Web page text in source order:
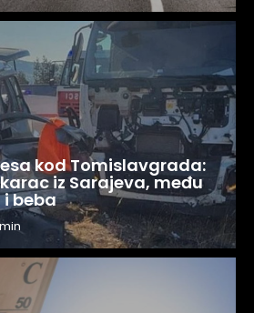
kod Tomislavgrada:
iz Sarajeva, među
beba